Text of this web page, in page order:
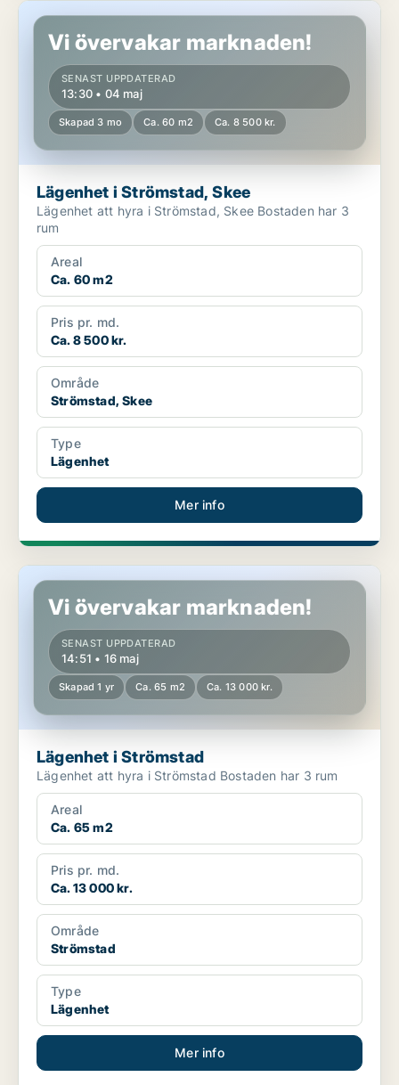
Lägenhet i Strömstad, Skee
Vi övervakar marknaden!
SENAST UPPDATERAD
13:30 • 04 maj
Skapad 3 mo Ca. 60 m2 Ca. 8 500 kr.
Lägenhet i Strömstad, Skee
Lägenhet att hyra i Strömstad, Skee Bostaden har 3
rum
Areal
Ca. 60 m2
Pris pr. md.
Ca. 8 500 kr.
Område
Strömstad, Skee
Type
Lägenhet
Mer info
Lägenhet i Strömstad
Vi övervakar marknaden!
SENAST UPPDATERAD
14:51 • 16 maj
Skapad 1 yr Ca. 65 m2 Ca. 13 000 kr.
Lägenhet i Strömstad
Lägenhet att hyra i Strömstad Bostaden har 3 rum
Areal
Ca. 65 m2
Pris pr. md.
Ca. 13 000 kr.
Område
Strömstad
Type
Lägenhet
Mer info